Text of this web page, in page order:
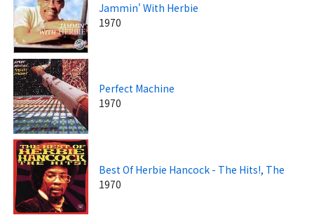
Jammin' With Herbie
1970
Perfect Machine
1970
Best Of Herbie Hancock - The Hits!, The
1970